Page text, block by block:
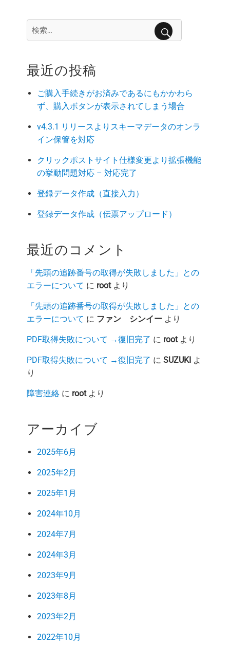
の
ー
ジ
送
り
検
索:
最近の投稿
ご購入手続きがお済みであるにもかかわら
ず、購入ボタンが表示されてしまう場合
v4.3.1 リリースよりスキーマデータのオンラ
イン保管を対応
クリックポストサイト仕様変更より拡張機能
の挙動問題対応 – 対応完了
登録データ作成（直接入力）
登録データ作成（伝票アップロード）
最近のコメント
「先頭の追跡番号の取得が失敗しました」との
エラーについて に rootより
「先頭の追跡番号の取得が失敗しました」との
エラーについて に ファン シンイーより
PDF取得失敗について →復旧完了 に rootより
PDF取得失敗について →復旧完了 に SUZUKIよ
り
障害連絡に rootより
アーカイブ
2025年6月
2025年2月
2025年1月
2024年10月
2024年7月
2024年3月
2023年9月
2023年8月
2023年2月
2022年10月